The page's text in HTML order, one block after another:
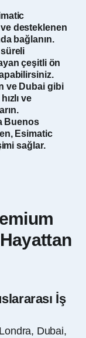
desteklenen
bağlanın.
çeşitli ön
ve Dubai gibi
ve
Buenos
Esimatic
sağlar.
İş
Dubai,